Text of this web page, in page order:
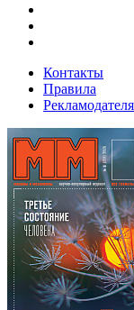
Контакты
Правила